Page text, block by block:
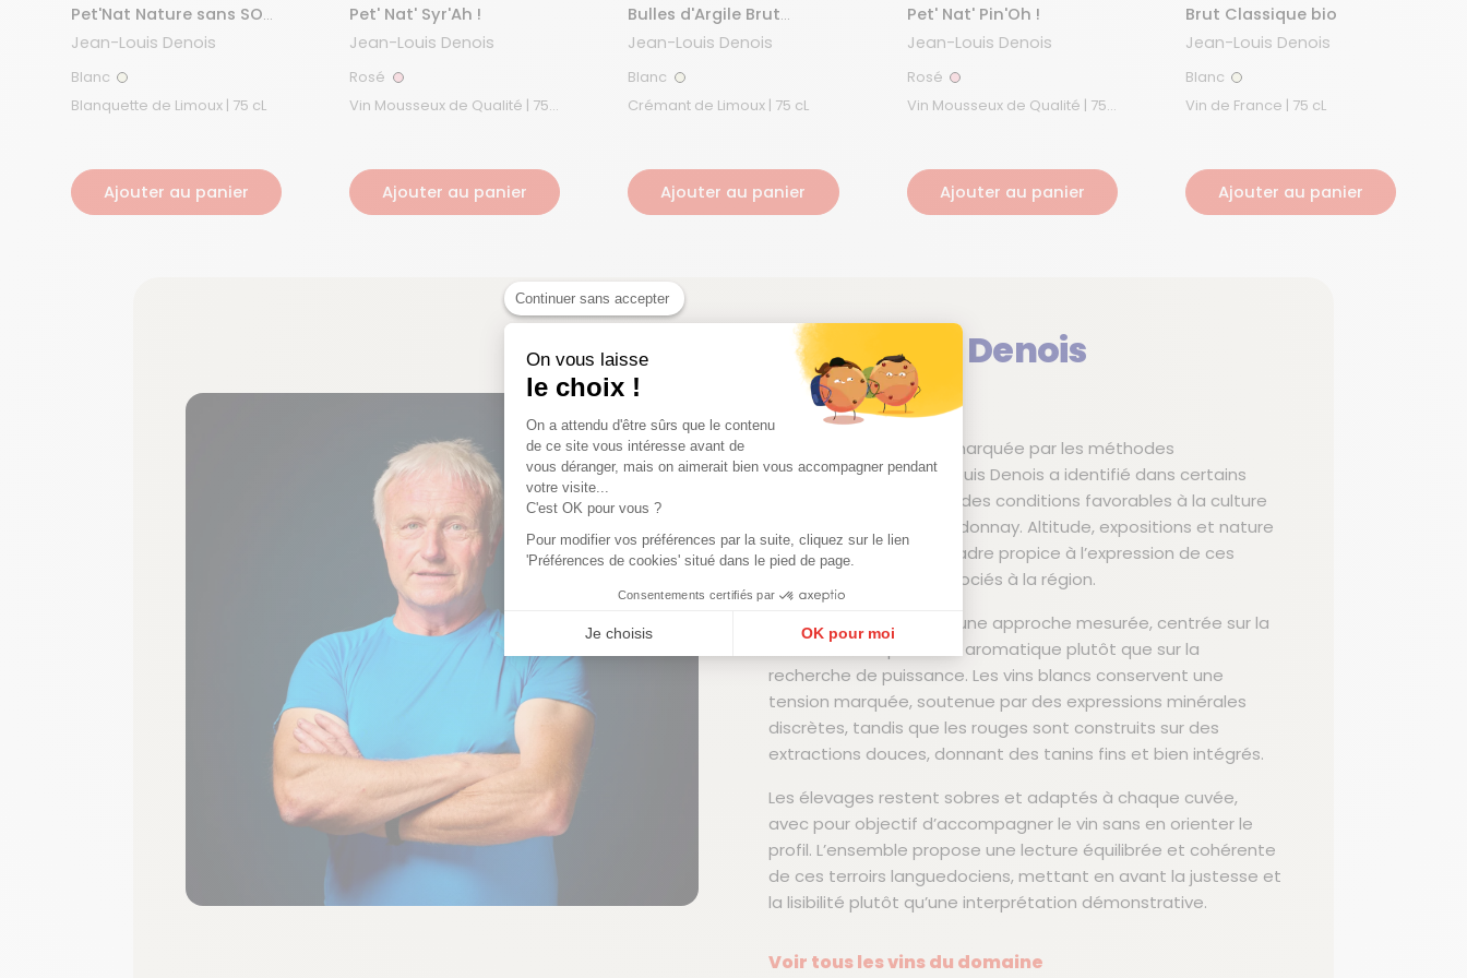
Continuer sans accepter
On vous laisse
le choix !
On a attendu d'être sûrs que le contenu
de ce site vous intéresse avant de
vous déranger, mais on aimerait bien vous accompagner pendant
votre visite...
C'est OK pour vous ?
Pour modifier vos préférences par la suite, cliquez sur le lien
'Préférences de cookies' situé dans le pied de page.
Consentements certifiés par
Je choisis OK pour moi
Axeptio consent
Plateforme de Gestion du Consentement : Personnalisez vos Options
Notre plateforme vous permet d'adapter et de gérer vos paramètres de confidentialité, en garantissant la conformité avec les réglementations.
Pet'Nat Nature sans SO2
ajouté
Jean-Louis Denois
Blanc Blanc
Blanquette de Limoux | 75 cL
Ajouter au panier
Pet' Nat' Syr'Ah !
Jean-Louis Denois
Rosé Rosé
Vin Mousseux de Qualité | 75
Ajouter au panier
Bulles d'Argile Brut
Nature
Jean-Louis Denois
Blanc Blanc
Crémant de Limoux | 75 cL
Ajouter au panier
Pet' Nat' Pin'Oh !
Jean-Louis Denois
Rosé Rosé
Vin Mousseux de Qualité | 75
Ajouter au panier
Brut Classique bio
Jean-Louis Denois
Blanc Blanc
Vin de France | 75 cL
Ajouter au panier
Jean-Louis Denois
Languedoc | France
Après une expérience marquée par les méthodes
champenoises, Jean-Louis Denois a identifié dans certains
coteaux du Languedoc des conditions favorables à la culture
du pinot noir et du chardonnay. Altitude, expositions et nature
des sols offrent ici un cadre propice à l’expression de ces
cépages, rarement associés à la région.
La vinification privilégie une approche mesurée, centrée sur la
fraîcheur et la précision aromatique plutôt que sur la
recherche de puissance. Les vins blancs conservent une
tension marquée, soutenue par des expressions minérales
discrètes, tandis que les rouges sont construits sur des
extractions douces, donnant des tanins fins et bien intégrés.
Les élevages restent sobres et adaptés à chaque cuvée,
avec pour objectif d’accompagner le vin sans en orienter le
profil. L’ensemble propose une lecture équilibrée et cohérente
de ces terroirs languedociens, mettant en avant la justesse et
la lisibilité plutôt qu’une interprétation démonstrative.
Voir tous les vins du domaine